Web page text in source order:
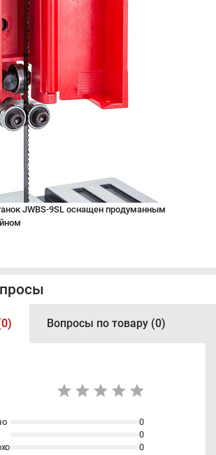
JWBS-9SL оснащен продуманным
Вопросы по товару (0)
0
0
0